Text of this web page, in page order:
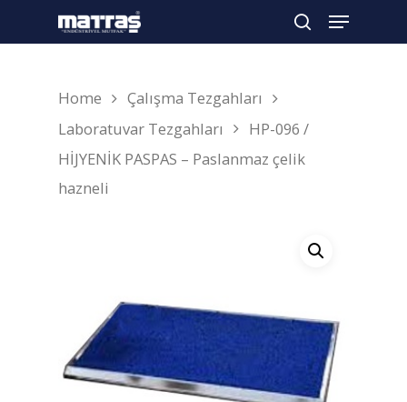
Arama yapmak için enter'a basın
Home
Çalışma Tezgahları
Laboratuvar Tezgahları
HP-096 /
HİJYENİK PASPAS – Paslanmaz çelik
hazneli